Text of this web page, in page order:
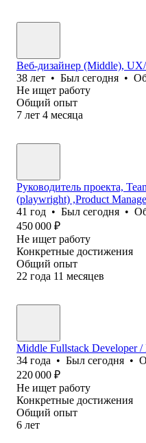
Веб-дизайнер (Middle),
38 лет • Был сегодня •
Не ищет работу
Общий опыт
7 лет 4 месяца
Руководитель проекта,
(playwright) ,Product
41 год • Был сегодня •
450 000 ₽
Не ищет работу
Конкретные достижения
Общий опыт
22 года 11 месяцев
Middle Fullstack Developer /
34 года • Был сегодня •
220 000 ₽
Не ищет работу
Конкретные достижения
Общий опыт
6 лет